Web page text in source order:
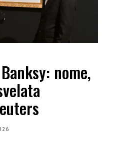
nome,